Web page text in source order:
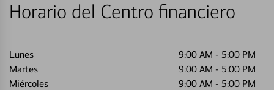
Horario del Centro financiero
Lunes 9:00 AM - 5:00 PM
Martes
9:00 AM - 5:00 PM
Miércoles
9:00 AM - 5:00 PM